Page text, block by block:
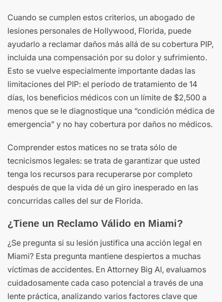
Cuando se cumplen estos criterios, un abogado de
lesiones personales de Hollywood, Florida, puede
ayudarlo a reclamar daños más allá de su cobertura PIP,
incluida una compensación por su dolor y sufrimiento.
Esto se vuelve especialmente importante dadas las
limitaciones del PIP: el período de tratamiento de 14
días, los beneficios médicos con un límite de $2,500 a
menos que se le diagnostique una “condición médica de
emergencia” y no hay cobertura por daños no médicos.
Comprender estos matices no se trata sólo de
tecnicismos legales: se trata de garantizar que usted
tenga los recursos para recuperarse por completo
después de que la vida dé un giro inesperado en las
concurridas calles del sur de Florida.
¿Tiene un Reclamo Válido en Miami?
¿Se pregunta si su lesión justifica una acción legal en
Miami? Esta pregunta mantiene despiertos a muchas
víctimas de accidentes. En Attorney Big Al, evaluamos
cuidadosamente cada caso potencial a través de una
lente práctica, analizando varios factores clave que